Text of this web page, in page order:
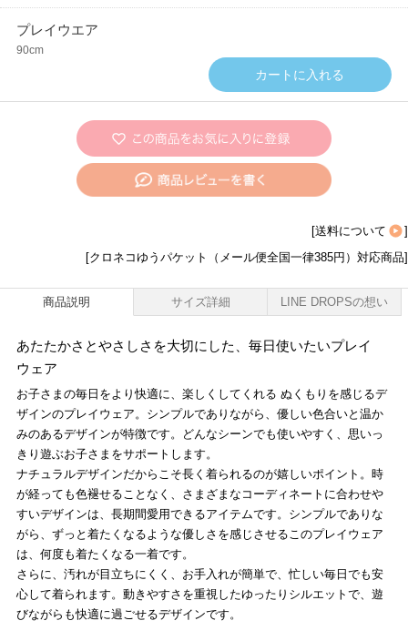
プレイウエア
90cm
[送料について
]
[クロネコゆうパケット（メール便全国一律385円）対応商品]
商品説明 サイズ詳細 LINE DROPSの想い
あたたかさとやさしさを大切にした、毎日使いたいプレイ
ウェア
お子さまの毎日をより快適に、楽しくしてくれる ぬくもりを感じるデ
ザインのプレイウェア。シンプルでありながら、優しい色合いと温か
みのあるデザインが特徴です。どんなシーンでも使いやすく、思いっ
きり遊ぶお子さまをサポートします。
ナチュラルデザインだからこそ長く着られるのが嬉しいポイント。時
が経っても色褪せることなく、さまざまなコーディネートに合わせや
すいデザインは、長期間愛用できるアイテムです。シンプルでありな
がら、ずっと着たくなるような優しさを感じさせるこのプレイウェア
は、何度も着たくなる一着です。
さらに、汚れが目立ちにくく、お手入れが簡単で、忙しい毎日でも安
心して着られます。動きやすさを重視したゆったりシルエットで、遊
びながらも快適に過ごせるデザインです。